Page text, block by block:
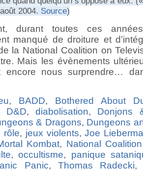
2004. Source)
durant toutes ces
manqué de droiture et
la National Coalition on
Mais les évènements
encore nous surprendre…
, BADD, Bothered About
D&D,diabolisation, Donjons
& Dragons, Dungeons
rôle, jeux violents,Joe
Kombat, National
,occultisme, panique
Panic, Thomas Radecki